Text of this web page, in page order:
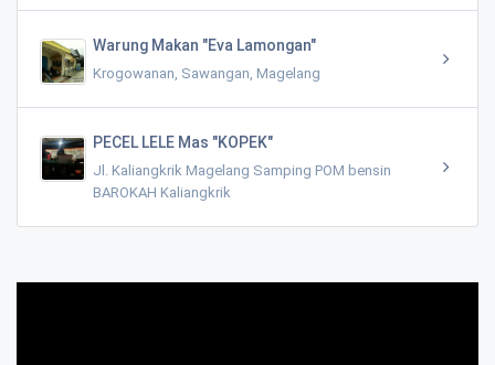
Warung Makan "Eva Lamongan"
Krogowanan, Sawangan, Magelang
PECEL LELE Mas "KOPEK"
Jl. Kaliangkrik Magelang Samping POM bensin
BAROKAH Kaliangkrik